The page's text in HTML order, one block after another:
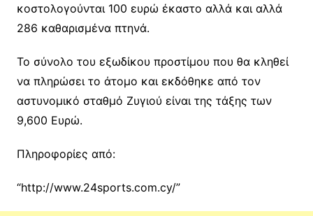
κοστολογούνται 100 ευρώ έκαστο αλλά και αλλά
286 καθαρισμένα πτηνά.
Το σύνολο του εξωδίκου προστίμου που θα κληθεί
να πληρώσει το άτομο και εκδόθηκε από τον
αστυνομικό σταθμό Ζυγιού είναι της τάξης των
9,600 Ευρώ.
Πληροφορίες από:
“http://www.24sports.com.cy/”